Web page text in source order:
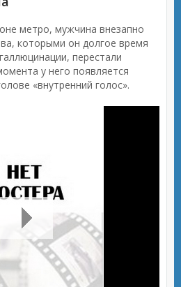
метро, мужчина внезапно
которыми он долгое время
перестали
у него появляется
«внутренний голос».